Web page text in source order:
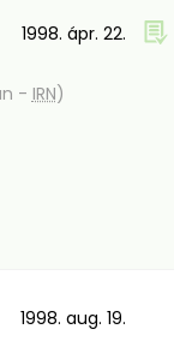
1998. ápr. 22.
- IRN)
1998. aug. 19.